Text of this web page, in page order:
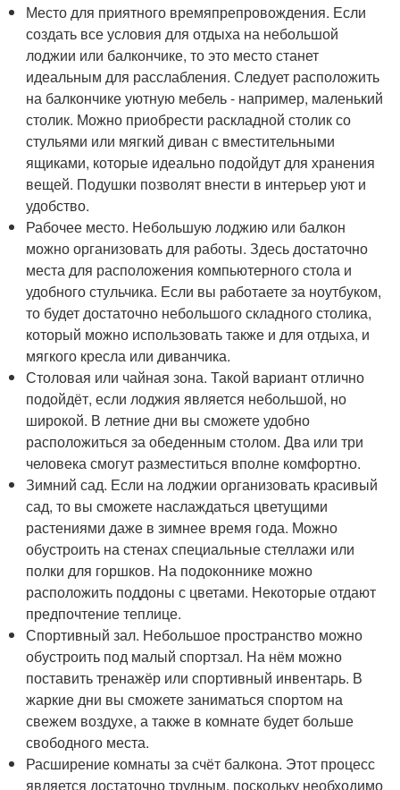
Место для приятного времяпрепровождения. Если
создать все условия для отдыха на небольшой
лоджии или балкончике, то это место станет
идеальным для расслабления. Следует расположить
на балкончике уютную мебель - например, маленький
столик. Можно приобрести раскладной столик со
стульями или мягкий диван с вместительными
ящиками, которые идеально подойдут для хранения
вещей. Подушки позволят внести в интерьер уют и
удобство.
Рабочее место. Небольшую лоджию или балкон
можно организовать для работы. Здесь достаточно
места для расположения компьютерного стола и
удобного стульчика. Если вы работаете за ноутбуком,
то будет достаточно небольшого складного столика,
который можно использовать также и для отдыха, и
мягкого кресла или диванчика.
Столовая или чайная зона. Такой вариант отлично
подойдёт, если лоджия является небольшой, но
широкой. В летние дни вы сможете удобно
расположиться за обеденным столом. Два или три
человека смогут разместиться вполне комфортно.
Зимний сад. Если на лоджии организовать красивый
сад, то вы сможете наслаждаться цветущими
растениями даже в зимнее время года. Можно
обустроить на стенах специальные стеллажи или
полки для горшков. На подоконнике можно
расположить поддоны с цветами. Некоторые отдают
предпочтение теплице.
Спортивный зал. Небольшое пространство можно
обустроить под малый спортзал. На нём можно
поставить тренажёр или спортивный инвентарь. В
жаркие дни вы сможете заниматься спортом на
свежем воздухе, а также в комнате будет больше
свободного места.
Расширение комнаты за счёт балкона. Этот процесс
является достаточно трудным, поскольку необходимо